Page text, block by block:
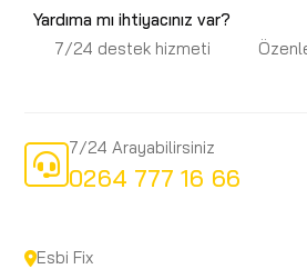
Yardıma mı ihtiyacınız var?
7/24 destek hizmeti
7/24 Arayabilirsiniz
0264 777 16 66
Esbi Fix